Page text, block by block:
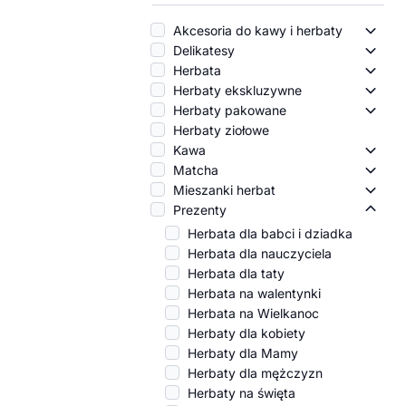
Akcesoria do kawy i herbaty
Delikatesy
Herbata
Herbaty ekskluzywne
Herbaty pakowane
Herbaty ziołowe
Kawa
Kawa -
Matcha
Mieszanki herbat
Prezenty
Herbata dla babci i dziadka
Herbata dla nauczyciela
Herbata dla taty
Herbata na walentynki
Herbata na Wielkanoc
Herbaty dla kobiety
Herbaty dla Mamy
Herbaty dla mężczyzn
Herbaty na święta